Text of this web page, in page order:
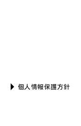
個人情報保護方針